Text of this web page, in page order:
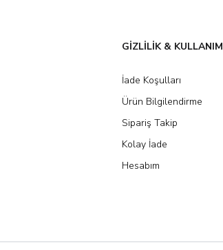
GİZLİLİK & KULLANIM
İade Koşulları
Ürün Bilgilendirme
Sipariş Takip
Kolay İade
Hesabım